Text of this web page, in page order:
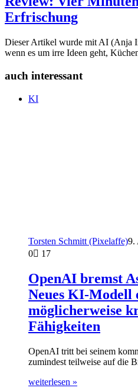
Erfrischung
Dieser Artikel wurde mit AI (Anja
wenn es um irre Ideen geht,
auch interessant
KI
Torsten Schmitt (Pixelaffe)9.
0
17
OpenAI bremst
Neues KI-Modell
möglicherweise
Fähigkeiten
OpenAI tritt bei seinem
zumindest teilweise auf die
weiterlesen »